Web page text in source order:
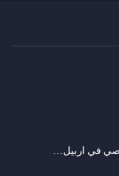
في اربيل…